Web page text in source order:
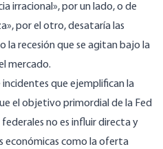
irracional», por un lado, o de
por el otro, desataría las
la recesión que se agitan bajo la
mercado.
que ejemplifican la
el objetivo primordial de la Fed
no es influir directa y
económicas como la oferta